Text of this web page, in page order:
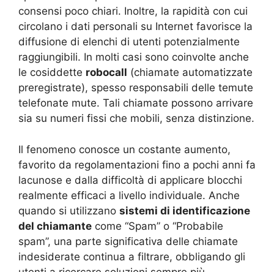
consensi poco chiari. Inoltre, la rapidità con cui
circolano i dati personali su Internet favorisce la
diffusione di elenchi di utenti potenzialmente
raggiungibili. In molti casi sono coinvolte anche
le cosiddette robocall (chiamate automatizzate
preregistrate), spesso responsabili delle temute
telefonate mute. Tali chiamate possono arrivare
sia su numeri fissi che mobili, senza distinzione.
Il fenomeno conosce un costante aumento,
favorito da regolamentazioni fino a pochi anni fa
lacunose e dalla difficoltà di applicare blocchi
realmente efficaci a livello individuale. Anche
quando si utilizzano sistemi di identificazione
del chiamante come “Spam” o “Probabile
spam”, una parte significativa delle chiamate
indesiderate continua a filtrare, obbligando gli